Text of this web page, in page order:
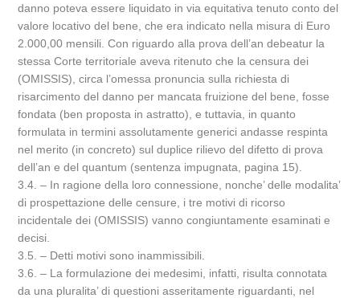
danno poteva essere liquidato in via equitativa tenuto conto del
valore locativo del bene, che era indicato nella misura di Euro
2.000,00 mensili. Con riguardo alla prova dell’an debeatur la
stessa Corte territoriale aveva ritenuto che la censura dei
(OMISSIS), circa l’omessa pronuncia sulla richiesta di
risarcimento del danno per mancata fruizione del bene, fosse
fondata (ben proposta in astratto), e tuttavia, in quanto
formulata in termini assolutamente generici andasse respinta
nel merito (in concreto) sul duplice rilievo del difetto di prova
dell’an e del quantum (sentenza impugnata, pagina 15).
3.4. – In ragione della loro connessione, nonche’ delle modalita’
di prospettazione delle censure, i tre motivi di ricorso
incidentale dei (OMISSIS) vanno congiuntamente esaminati e
decisi.
3.5. – Detti motivi sono inammissibili.
3.6. – La formulazione dei medesimi, infatti, risulta connotata
da una pluralita’ di questioni asseritamente riguardanti, nel